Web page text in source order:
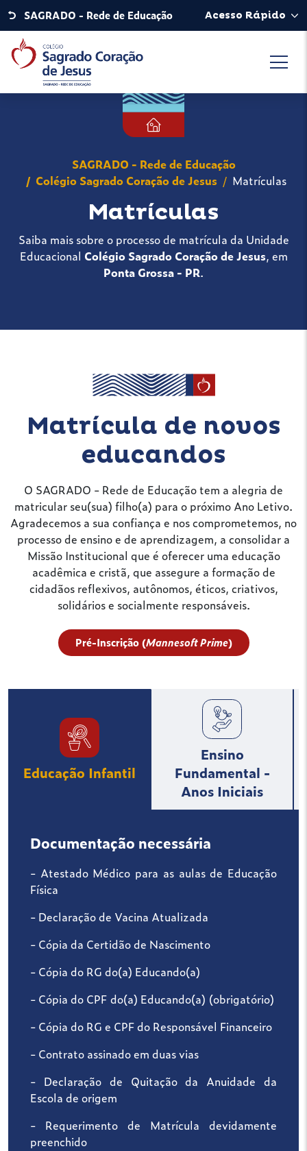
SAGRADO - Rede de Educação Acesso Rápido
SAGRADO - Rede de Educação
Colégio Sagrado Coração de Jesus
Matrículas
Matrículas
Saiba mais sobre o processo de matrícula da Unidade
Educacional Colégio Sagrado Coração de Jesus, em
Ponta Grossa - PR.
Matrícula de novos
educandos
O SAGRADO - Rede de Educação tem a alegria de
matricular seu(sua) filho(a) para o próximo Ano Letivo.
Agradecemos a sua confiança e nos comprometemos, no
processo de ensino e de aprendizagem, a consolidar a
Missão Institucional que é oferecer uma educação
acadêmica e cristã, que assegure a formação de
cidadãos reflexivos, autônomos, éticos, criativos,
solidários e socialmente responsáveis.
Pré-Inscrição (Mannesoft Prime)
Educação Infantil
Ensino
Fundamental -
Anos Iniciais
Documentação necessária
- Atestado Médico para as aulas de Educação
Física
- Declaração de Vacina Atualizada
- Cópia da Certidão de Nascimento
- Cópia do RG do(a) Educando(a)
- Cópia do CPF do(a) Educando(a) (obrigatório)
- Cópia do RG e CPF do Responsável Financeiro
- Contrato assinado em duas vias
- Declaração de Quitação da Anuidade da
Escola de origem
- Requerimento de Matrícula devidamente
preenchido